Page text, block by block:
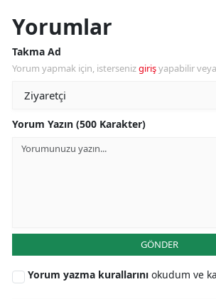
Yorumlar
Takma Ad
Yorum yapmak için, istersenizgirişyapabilir veya
Yorum Yazın (500 Karakter)
GÖNDER
Yorum yazma kurallarını okudum ve